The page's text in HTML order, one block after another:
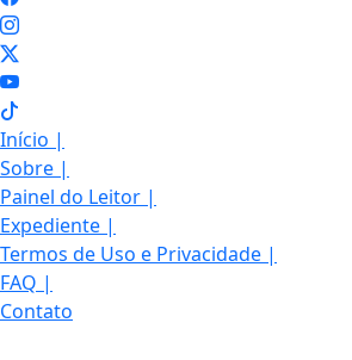
Início |
Sobre |
Painel do Leitor |
Expediente |
Termos de Uso e Privacidade |
FAQ |
Contato